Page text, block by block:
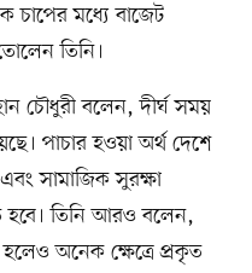
চাপের মধ্যে বাজেট
তিনি।
চৌধুরী বলেন, দীর্ঘ সময়
পাচার হওয়া অর্থ দেশে
সামাজিক সুরক্ষা
হবে। তিনি আরও বলেন,
হলেও অনেক ক্ষেত্রে প্রকৃত